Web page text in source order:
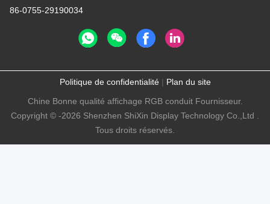
86-0755-29190034
Politique de confidentialité| Plan du site
Chine Bonne qualité affichage RGB conduit Fournisseur.
Copyright © -2026 Shenzhen ShiXin Display Technology Co.,Ltd .
Tous droits réservés.